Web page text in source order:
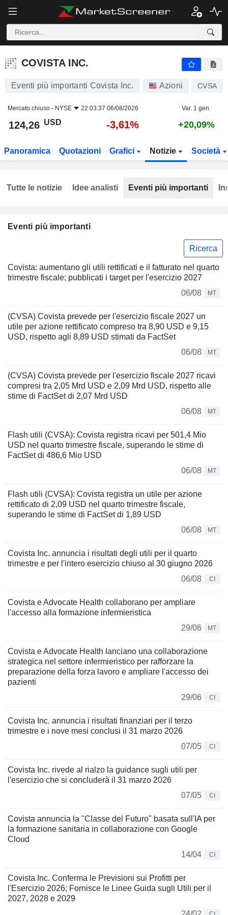
COVISTA INC.
COVISTA INC.
Eventi più importanti Covista Inc. Azioni CVSA
Mercato chiuso - NYSE 22:03:37 06/08/2026 Var. 1 gen.
124,26 USD -3,61% +20,09%
Panoramica Quotazioni Grafici Notizie Società
Eventi più importanti
Ricerca
Covista: aumentano gli utili rettificati e il fatturato nel quarto
trimestre fiscale; pubblicati i target per l'esercizio 2027
06/08
MT
(CVSA) Covista prevede per l'esercizio fiscale 2027 un
utile per azione rettificato compreso tra 8,90 USD e 9,15
USD, rispetto agli 8,89 USD stimati da FactSet
06/08
MT
(CVSA) Covista prevede per l'esercizio fiscale 2027 ricavi
compresi tra 2,05 Mrd USD e 2,09 Mrd USD, rispetto alle
stime di FactSet di 2,07 Mrd USD
06/08
MT
Flash utili (CVSA): Covista registra ricavi per 501,4 Mio
USD nel quarto trimestre fiscale, superando le stime di
FactSet di 486,6 Mio USD
06/08
MT
Flash utili (CVSA): Covista registra un utile per azione
rettificato di 2,09 USD nel quarto trimestre fiscale,
superando le stime di FactSet di 1,89 USD
06/08
MT
Covista Inc. annuncia i risultati degli utili per il quarto
trimestre e per l'intero esercizio chiuso al 30 giugno 2026
06/08
CI
Covista e Advocate Health collaborano per ampliare
l'accesso alla formazione infermieristica
29/06
MT
Covista e Advocate Health lanciano una collaborazione
strategica nel settore infermieristico per rafforzare la
preparazione della forza lavoro e ampliare l'accesso dei
pazienti
29/06
CI
Covista Inc. annuncia i risultati finanziari per il terzo
trimestre e i nove mesi conclusi il 31 marzo 2026
07/05
CI
Covista Inc. rivede al rialzo la guidance sugli utili per
l'esercizio che si concluderà il 31 marzo 2026
07/05
CI
Covista annuncia la "Classe del Futuro" basata sull'IA per
la formazione sanitaria in collaborazione con Google
Cloud
14/04
CI
Covista Inc. Conferma le Previsioni sui Profitti per
l'Esercizio 2026; Fornisce le Linee Guida sugli Utili per il
2027, 2028 e 2029
Tutte le notizie Idee analisti Eventi più importanti